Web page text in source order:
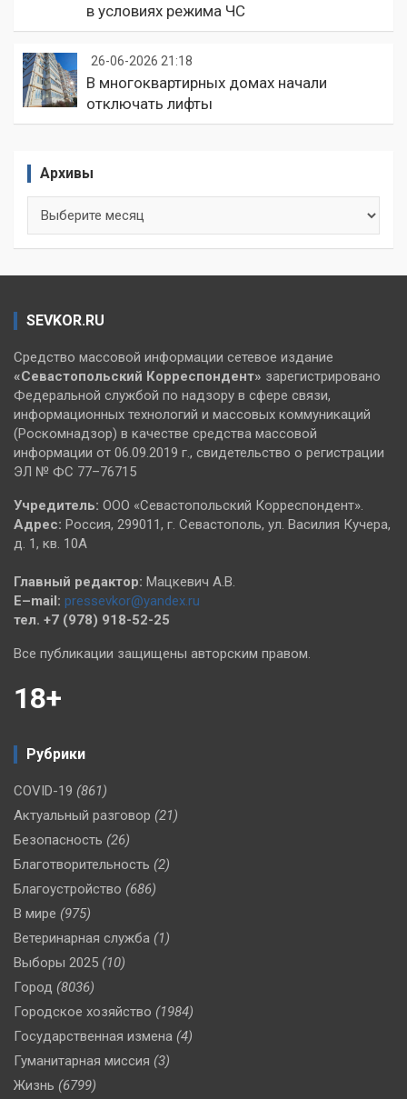
в условиях режима ЧС
26-06-2026 21:18
В многоквартирных домах начали
отключать лифты
Архивы
SEVKOR.RU
Средство массовой информации сетевое издание
«Севастопольский Корреспондент» зарегистрировано
Федеральной службой по надзору в сфере связи,
информационных технологий и массовых коммуникаций
(Роскомнадзор) в качестве средства массовой
информации от 06.09.2019 г., свидетельство о регистрации
ЭЛ № ФС 77–76715
Учредитель: ООО «Севастопольский Корреспондент».
Адрес: Россия, 299011, г. Севастополь, ул. Василия Кучера,
д. 1, кв. 10А
Главный редактор: Мацкевич А.В.
E–mail: pressevkor@yandex.ru
тел. +7 (978) 918-52-25
Все публикации защищены авторским правом.
18+
Рубрики
COVID-19 (861)
Актуальный разговор (21)
Безопасность (26)
Благотворительность (2)
Благоустройство (686)
В мире (975)
Ветеринарная служба (1)
Выборы 2025 (10)
Город (8036)
Городское хозяйство (1984)
Государственная измена (4)
Гуманитарная миссия (3)
Жизнь (6799)